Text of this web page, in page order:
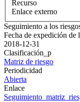
Recurso
Enlace externo
Seguimiento a los
Fecha de expedición de
2018-12-31
Clasificación_p
Matriz de riesgo
Periodicidad
Abierta
Enlace